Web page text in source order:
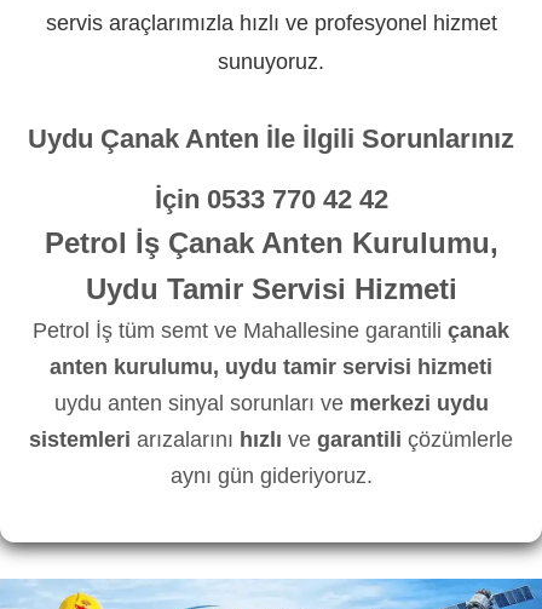
servis araçlarımızla hızlı ve profesyonel hizmet
sunuyoruz.
Uydu Çanak Anten İle İlgili Sorunlarınız
İçin 0533 770 42 42
Petrol İş Çanak Anten Kurulumu,
Uydu Tamir Servisi Hizmeti
Petrol İş tüm semt ve Mahallesine garantili çanak
anten kurulumu, uydu tamir servisi hizmeti
uydu anten sinyal sorunları ve merkezi uydu
sistemleri arızalarını hızlı ve garantili çözümlerle
aynı gün gideriyoruz.